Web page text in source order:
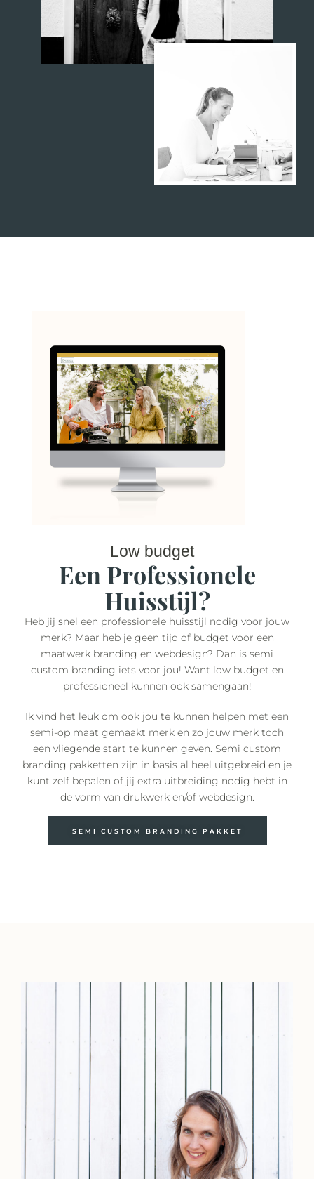
Low budget
Een Professionele
Huisstijl?
Heb jij snel een professionele huisstijl nodig voor jouw
merk? Maar heb je geen tijd of budget voor een
maatwerk branding en webdesign? Dan is semi
custom branding iets voor jou! Want low budget en
professioneel kunnen ook samengaan!
Ik vind het leuk om ook jou te kunnen helpen met een
semi-op maat gemaakt merk en zo jouw merk toch
een vliegende start te kunnen geven. Semi custom
branding pakketten zijn in basis al heel uitgebreid en je
kunt zelf bepalen of jij extra uitbreiding nodig hebt in
de vorm van drukwerk en/of webdesign.
SEMI CUSTOM BRANDING PAKKET